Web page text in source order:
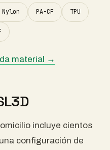
PA-CF TPU
material →
incluye cientos
configuración de